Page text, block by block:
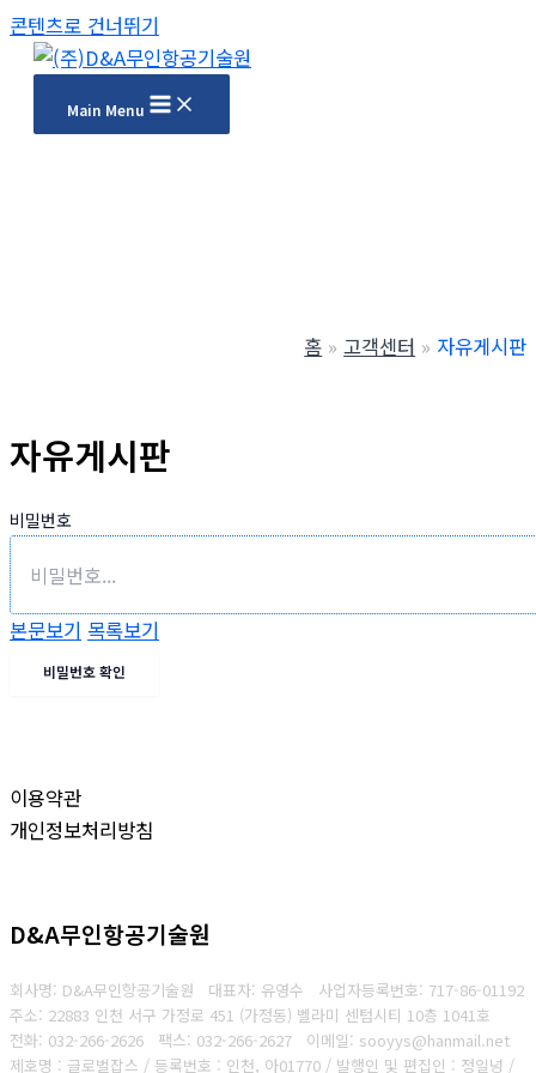
콘텐츠로 건너뛰기
Main Menu
홈 고객센터 자유게시판
자유게시판
비밀번호
본문보기 목록보기
비밀번호 확인
이용약관
개인정보처리방침
D&A무인항공기술원
회사명: D&A무인항공기술원 대표자: 유영수 사업자등록번호: 717-86-01192
주소: 22883 인천 서구 가정로 451 (가정동) 벨라미 센텀시티 10층 1041호
전화: 032-266-2626
팩스: 032-266-2627
이메일: sooyys@hanmail.net
제호명 : 글로벌잡스 / 등록번호 : 인천, 아01770 / 발행인 및 편집인 : 정일녕 /